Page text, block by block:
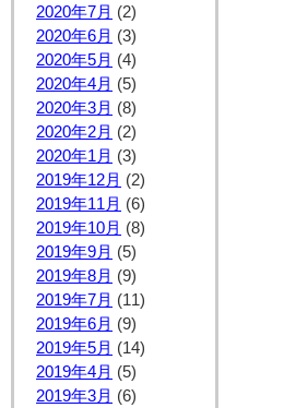
2020年7月 (2)
2020年6月 (3)
2020年5月 (4)
2020年4月 (5)
2020年3月 (8)
2020年2月 (2)
2020年1月 (3)
2019年12月 (2)
2019年11月 (6)
2019年10月 (8)
2019年9月 (5)
2019年8月 (9)
2019年7月 (11)
2019年6月 (9)
2019年5月 (14)
2019年4月 (5)
2019年3月 (6)